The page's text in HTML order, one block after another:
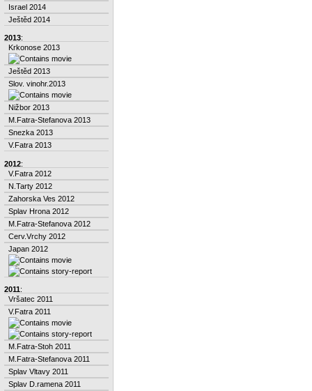
Israel 2014
Ještěd 2014
2013:
Krkonose 2013
Ještěd 2013
Slov. vinohr.2013
Nižbor 2013
M.Fatra-Stefanova 2013
Snezka 2013
V.Fatra 2013
2012:
V.Fatra 2012
N.Tarty 2012
Zahorska Ves 2012
Splav Hrona 2012
M.Fatra-Stefanova 2012
Cerv.Vrchy 2012
Japan 2012
2011:
Vršatec 2011
V.Fatra 2011
M.Fatra-Stoh 2011
M.Fatra-Stefanova 2011
Splav Vltavy 2011
Splav D.ramena 2011